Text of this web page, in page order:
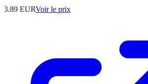
3.89 EURVoir le prix